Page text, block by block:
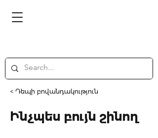
< Դեպի բովանդակություն
Ինչպես բույն շինող